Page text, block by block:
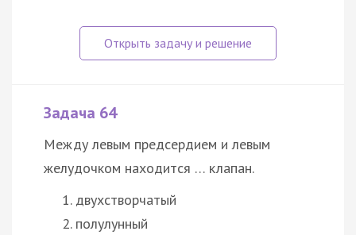
Задача 64
Между левым предсердием и левым
желудочком находится … клапан.
двухстворчатый
полулунный